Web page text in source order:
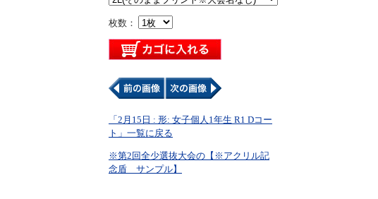
枚数：
「2月15日 : 形: 女子個人1年生 R1 Dコー
ト」一覧に戻る
※第2回全少選抜大会の【※アクリル記
念盾 サンプル】